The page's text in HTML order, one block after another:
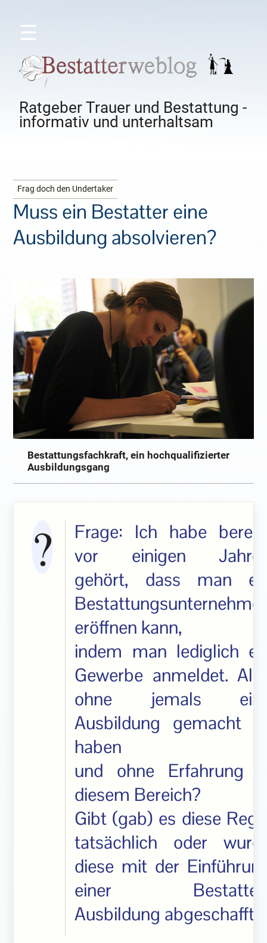
☰
Ratgeber Trauer und Bestattung -
informativ und unterhaltsam
Frag doch den Undertaker
Muss ein Bestatter eine
Ausbildung absolvieren?
Bestattungsfachkraft, ein hochqualifizierter
Ausbildungsgang
Frage: Ich habe
vor einigen
gehört, dass man
eröffnen kann,
indem man lediglich
Gewerbe anmeldet.
ohne jemals
Ausbildung gemacht
haben
und ohne Erfahrung
diesem Bereich?
Gibt (gab) es diese
tatsächlich oder
diese mit der
einer
Ausbildung abgeschafft?